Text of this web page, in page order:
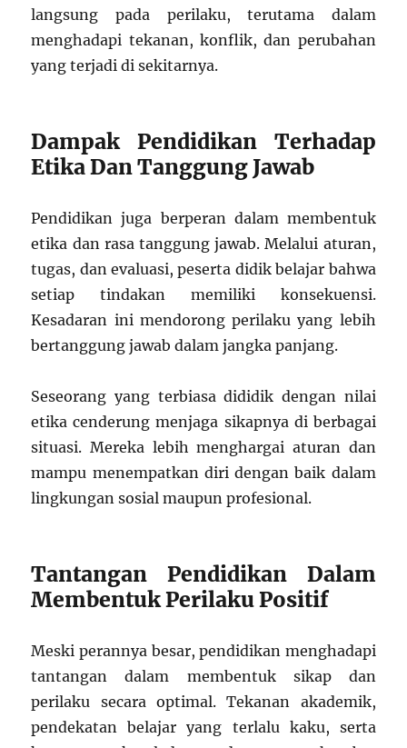
langsung pada perilaku, terutama dalam
menghadapi tekanan, konflik, dan perubahan
yang terjadi di sekitarnya.
Dampak Pendidikan Terhadap
Etika Dan Tanggung Jawab
Pendidikan juga berperan dalam membentuk
etika dan rasa tanggung jawab. Melalui aturan,
tugas, dan evaluasi, peserta didik belajar bahwa
setiap tindakan memiliki konsekuensi.
Kesadaran ini mendorong perilaku yang lebih
bertanggung jawab dalam jangka panjang.
Seseorang yang terbiasa dididik dengan nilai
etika cenderung menjaga sikapnya di berbagai
situasi. Mereka lebih menghargai aturan dan
mampu menempatkan diri dengan baik dalam
lingkungan sosial maupun profesional.
Tantangan Pendidikan Dalam
Membentuk Perilaku Positif
Meski perannya besar, pendidikan menghadapi
tantangan dalam membentuk sikap dan
perilaku secara optimal. Tekanan akademik,
pendekatan belajar yang terlalu kaku, serta